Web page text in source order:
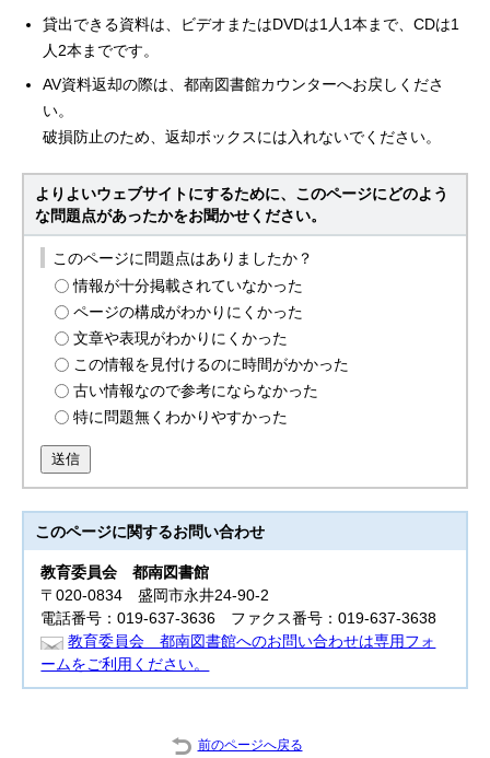
貸出できる資料は、ビデオまたはDVDは1人1本まで、CDは1
人2本までです。
AV資料返却の際は、都南図書館カウンターへお戻しくださ
い。
破損防止のため、返却ボックスには入れないでください。
よりよいウェブサイトにするために、このページにどのよう
な問題点があったかをお聞かせください。
このページに問題点はありましたか？
情報が十分掲載されていなかった
ページの構成がわかりにくかった
文章や表現がわかりにくかった
この情報を見付けるのに時間がかかった
古い情報なので参考にならなかった
特に問題無くわかりやすかった
送信
このページに関するお問い合わせ
教育委員会都南図書館
〒020-0834 盛岡市永井24-90-2
電話番号：019-637-3636 ファクス番号：019-637-3638
教育委員会 都南図書館へのお問い合わせは専用フォ
ームをご利用ください。
前のページへ戻る